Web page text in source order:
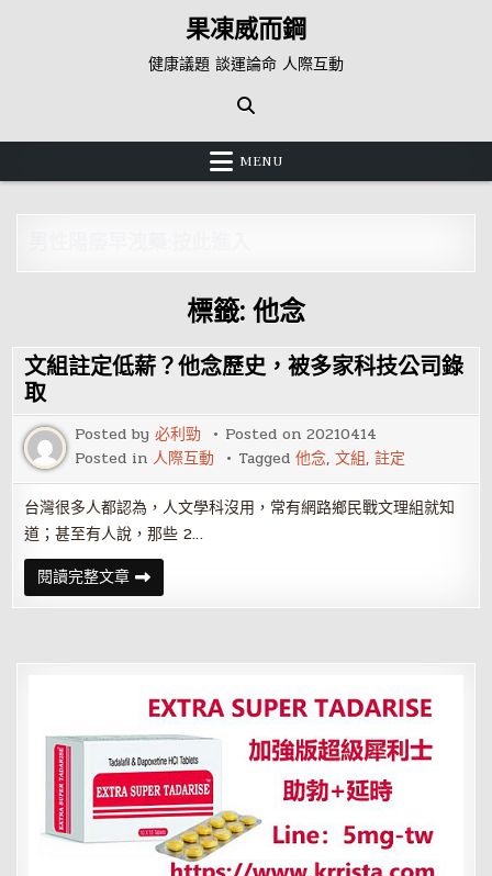
果凍威而鋼
健康議題 談運論命 人際互動
MENU
標籤: 他念
文組註定低薪？他念歷史，被多家科技公司錄
取
Posted by必利勁 Posted on20210414
Posted in人際互動 Tagged他念,文組,註定
台灣很多人都認為，人文學科沒用，常有網路鄉民戰文理組就知
道；甚至有人說，那些 2…
閱讀完整文章文
組
註
他
史，
被
多
家
科
技
公
司
錄